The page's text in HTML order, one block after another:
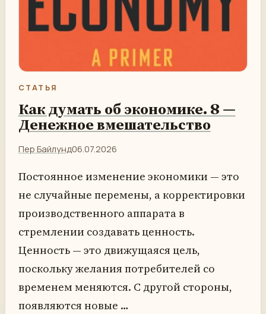
СТАТЬЯ
Как думать об экономике. 8 —
Денежное вмешательство
Пер Байлунд06.07.2026
Постоянное изменение экономики — это
не случайные перемены, а корректировки
производственного аппарата в
стремлении создавать ценность.
Ценность — это движущаяся цель,
поскольку желания потребителей со
временем меняются. С другой стороны,
появляются новые …